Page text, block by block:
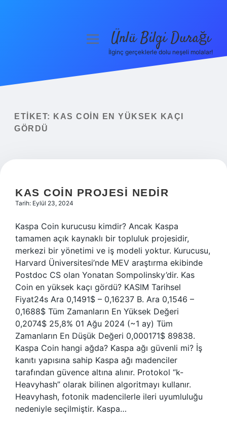
Yasal Uyarı
menüyüÜnlü Bilgi Durağı
İlginç gerçeklerle dolu neşeli molalar!
ETIKET:
KAS COIN EN YÜKSEK KAÇI
GÖRDÜ
KAS COIN PROJESI NEDIR
Tarih: Eylül 23, 2024
Kaspa Coin kurucusu kimdir? Ancak Kaspa
tamamen açık kaynaklı bir topluluk projesidir,
merkezi bir yönetimi ve iş modeli yoktur. Kurucusu,
Harvard Üniversitesi’nde MEV araştırma ekibinde
Postdoc CS olan Yonatan Sompolinsky’dir. Kas
Coin en yüksek kaçı gördü? KASIM Tarihsel
Fiyat24s Ara 0,1491$ – 0,16237 B. Ara 0,1546 – ​​​​
0,1688$ Tüm Zamanların En Yüksek Değeri
0,2074$ 25,8% 01 Ağu 2024 (~1 ay) Tüm
Zamanların En Düşük Değeri 0,000171$ 89838.
Kaspa Coin hangi ağda? Kaspa ağı güvenli mi? İş
kanıtı yapısına sahip Kaspa ağı madenciler
tarafından güvence altına alınır. Protokol “k-
Heavyhash” olarak bilinen algoritmayı kullanır.
Heavyhash, fotonik madencilerle ileri uyumluluğu
nedeniyle seçilmiştir. Kaspa…